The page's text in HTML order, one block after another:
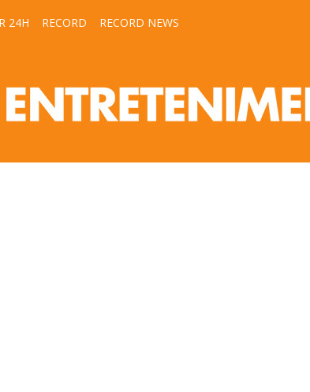
24H RECORD RECORD NEWS